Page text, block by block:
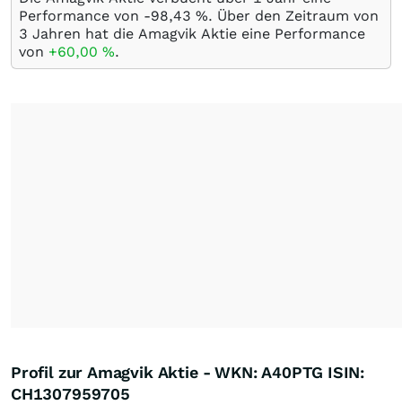
Performance von -98,43 %. Über den Zeitraum von
3 Jahren hat die Amagvik Aktie eine Performance
von +60,00 %.
Profil zur Amagvik Aktie - WKN: A40PTG ISIN:
CH1307959705